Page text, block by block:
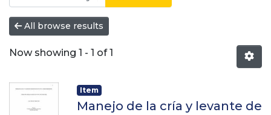
All browse results
Now showing 1 - 1 of 1
Item
Manejo de la cría y levante de